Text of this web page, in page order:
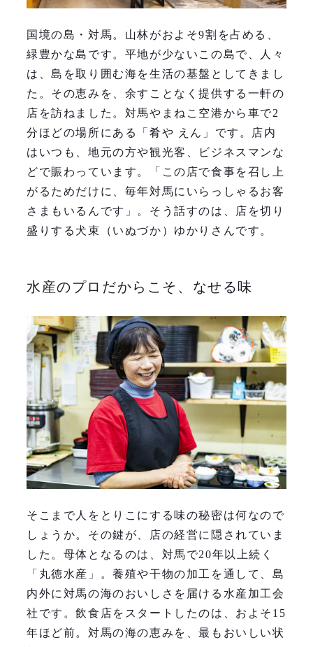
国境の島・対馬。山林がおよそ9割を占める、
緑豊かな島です。平地が少ないこの島で、人々
は、島を取り囲む海を生活の基盤としてきまし
た。その恵みを、余すことなく提供する一軒の
店を訪ねました。対馬やまねこ空港から車で2
分ほどの場所にある「肴や えん」です。店内
はいつも、地元の方や観光客、ビジネスマンな
どで賑わっています。「この店で食事を召し上
がるためだけに、毎年対馬にいらっしゃるお客
さまもいるんです」。そう話すのは、店を切り
盛りする犬束（いぬづか）ゆかりさんです。
水産のプロだからこそ、なせる味
そこまで人をとりこにする味の秘密は何なので
しょうか。その鍵が、店の経営に隠されていま
した。母体となるのは、対馬で20年以上続く
「丸徳水産」。養殖や干物の加工を通して、島
内外に対馬の海のおいしさを届ける水産加工会
社です。飲食店をスタートしたのは、およそ15
年ほど前。対馬の海の恵みを、最もおいしい状